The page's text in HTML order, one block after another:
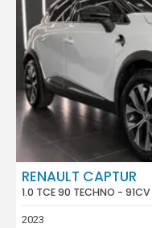
RENAULT CAPTUR
1.0 TCE 90 TECHNO -
2023